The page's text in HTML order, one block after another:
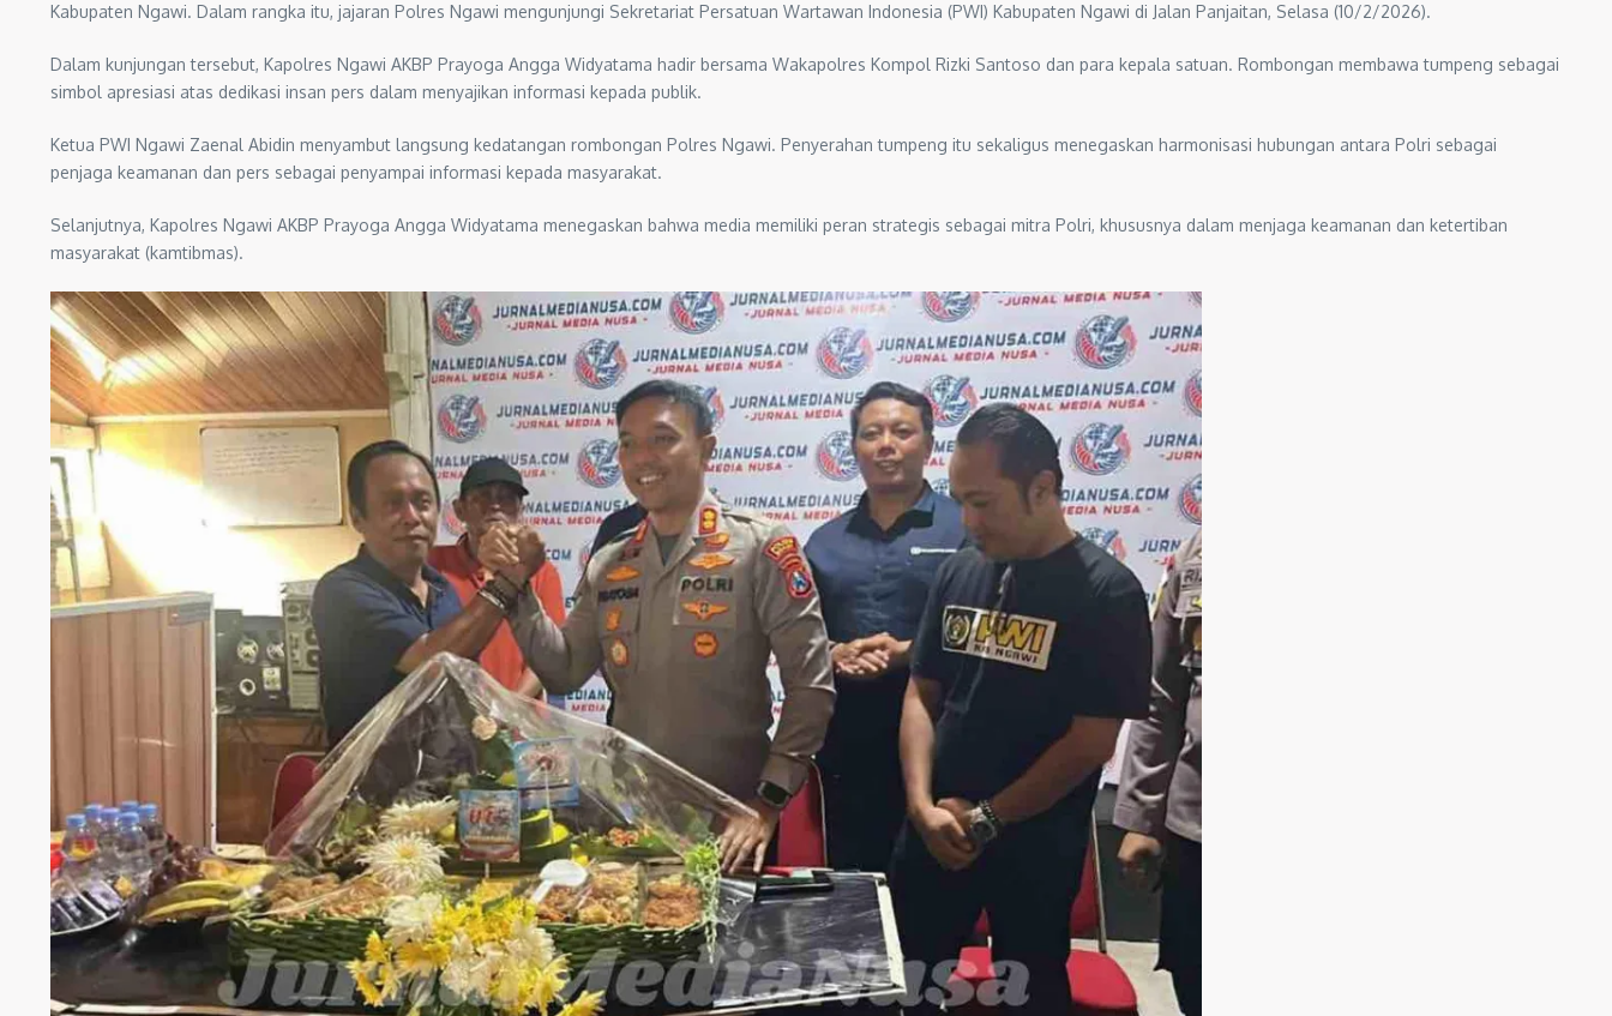
Kabupaten Ngawi. Dalam rangka itu, jajaran Polres Ngawi mengunjungi Sekretariat Persatuan Wartawan Indonesia (PWI) Kabupaten Ngawi di Jalan Panjaitan, Selasa (10/2/2026).
Dalam kunjungan tersebut, Kapolres Ngawi AKBP Prayoga Angga Widyatama hadir bersama Wakapolres Kompol Rizki Santoso dan para kepala satuan. Rombongan membawa tumpeng sebagai
simbol apresiasi atas dedikasi insan pers dalam menyajikan informasi kepada publik.
Ketua PWI Ngawi Zaenal Abidin menyambut langsung kedatangan rombongan Polres Ngawi. Penyerahan tumpeng itu sekaligus menegaskan harmonisasi hubungan antara Polri sebagai
penjaga keamanan dan pers sebagai penyampai informasi kepada masyarakat.
Selanjutnya, Kapolres Ngawi AKBP Prayoga Angga Widyatama menegaskan bahwa media memiliki peran strategis sebagai mitra Polri, khususnya dalam menjaga keamanan dan ketertiban
masyarakat (kamtibmas).